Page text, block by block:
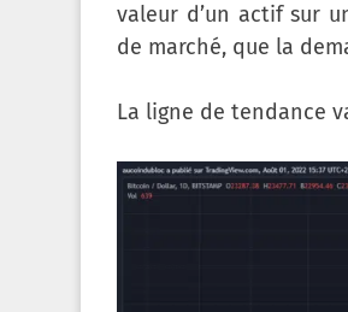
valeur d’un actif sur
de marché, que la
La ligne de tendance